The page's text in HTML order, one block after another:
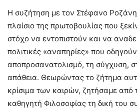
Η συζήτηση με τον Στέφανο
πλαίσιο της πρωτοβουλίας που
στόχο να εντοπιστούν και να
πολιτικές «αναπηρίες» που
αποπροσανατολισμό, τη σύγχυση,
απάθεια. Θεωρώντας το ζήτημα
κρίσιμα των καιρών, ζητήσαμε από
καθηγητή Φιλοσοφίας τη δική του